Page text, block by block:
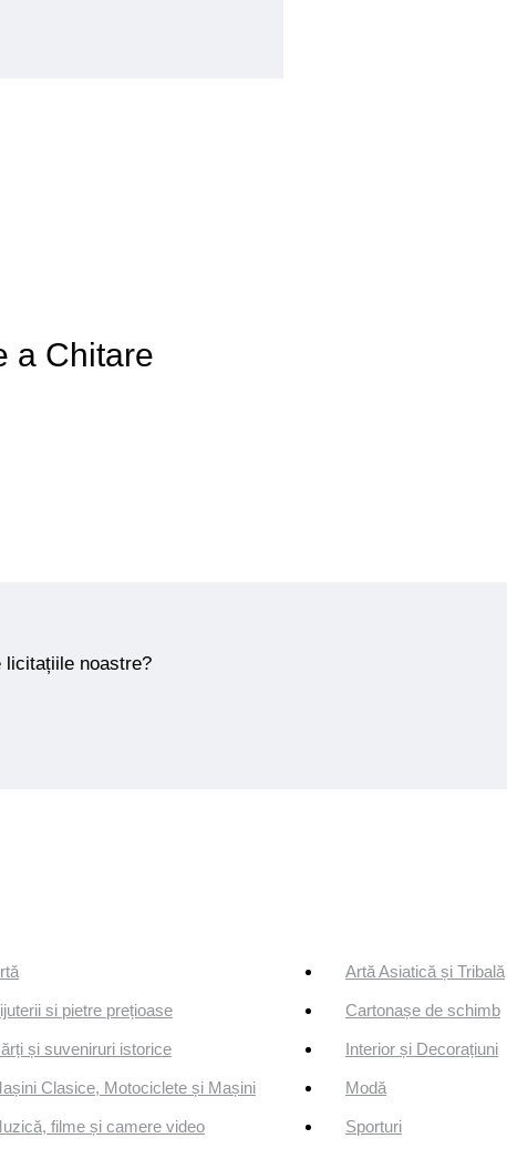
a Chitare
licitațiile noastre?
Artă Asiatică și Tribală
si pietre prețioase Cartonașe de schimb
și suveniruri istorice Interior și Decorațiuni
Clasice, Motociclete și Mașini Modă
filme și camere video Sporturi